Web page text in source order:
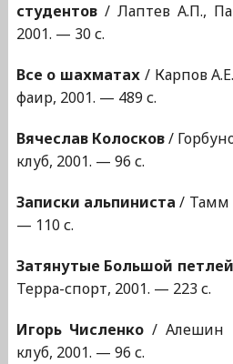
студентов/ Лаптев А.П.,
2001. — 30 с.
Все о шахматах / Карпов
фаир, 2001. — 489 с.
Вячеслав Колосков/
клуб, 2001. — 96 с.
Записки альпиниста / Тамм
— 110 с.
Затянутые Большой петлей
Терра-спорт, 2001. — 223 с.
Игорь Численко / Алешин
клуб, 2001. — 96 с.